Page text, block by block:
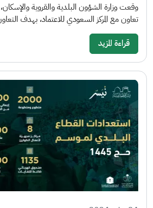
وقعت وزارة الشؤون البلدية والقروية والإسكان،
تعاون مع المركز السعودي للاعتماد، بهدف
قراءة المزيد